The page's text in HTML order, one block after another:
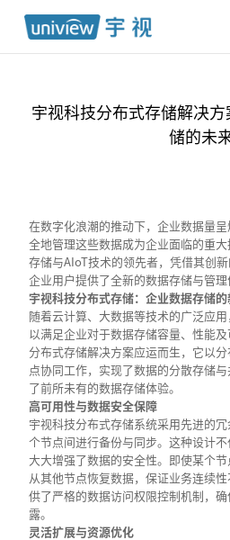
宇视科技分布式存储解决
储的未
在数字化浪潮的推动下，企业数据量
全地管理这些数据成为企业面临的重
存储与AIoT技术的领先者，凭借其创
企业用户提供了全新的数据存储与管理
宇视科技分布式存储：企业数据存储
随着云计算、大数据等技术的广泛应
以满足企业对于数据存储容量、性能
分布式存储解决方案应运而生，它以
点协同工作，实现了数据的分散存储
了前所未有的数据存储体验。
高可用性与数据安全保障
宇视科技分布式存储系统采用先进的
个节点间进行备份与同步。这种设计
大大增强了数据的安全性。即使某个
从其他节点恢复数据，保证业务连续
供了严格的数据访问权限控制机制，
露。
灵活扩展与资源优化